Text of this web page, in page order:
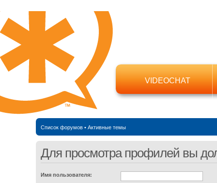
VIDEOCHAT
Список форумов• Активные темы
Для просмотра профилей вы
Имя пользователя: